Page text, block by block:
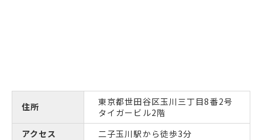
住所
東京都世田谷区玉川三丁目8番2号
タイガービル2階
アクセス
二子玉川駅から徒歩3分